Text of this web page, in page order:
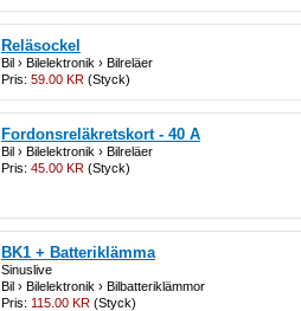
Reläsockel
Bil › Bilelektronik › Bilreläer
Pris: 59.00 KR (Styck)
Fordonsreläkretskort - 40 A
Bil › Bilelektronik › Bilreläer
Pris: 45.00 KR (Styck)
BK1 + Batteriklämma
Sinuslive
Bil › Bilelektronik › Bilbatteriklämmor
Pris: 115.00 KR (Styck)